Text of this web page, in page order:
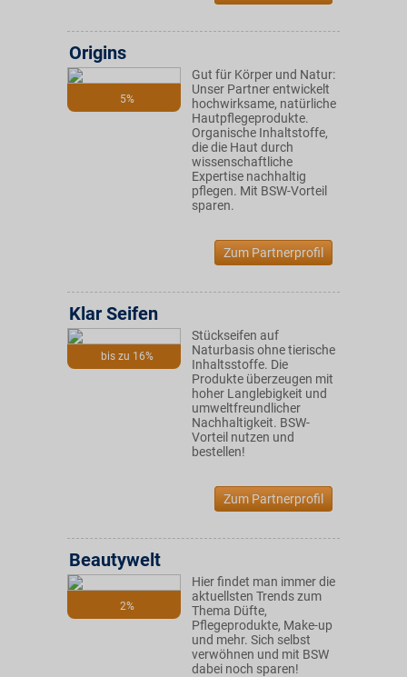
5%
Origins
Gut für Körper und Natur:
Unser Partner entwickelt
hochwirksame, natürliche
Hautpflegeprodukte.
Organische Inhaltstoffe,
die die Haut durch
wissenschaftliche
Expertise nachhaltig
pflegen. Mit BSW-Vorteil
sparen.
Zum Partnerprofil
bis zu 16%
Klar Seifen
Stückseifen auf
Naturbasis ohne tierische
Inhaltsstoffe. Die
Produkte überzeugen mit
hoher Langlebigkeit und
umweltfreundlicher
Nachhaltigkeit. BSW-
Vorteil nutzen und
bestellen!
Zum Partnerprofil
2%
Beautywelt
Hier findet man immer die
aktuellsten Trends zum
Thema Düfte,
Pflegeprodukte, Make-up
und mehr. Sich selbst
verwöhnen und mit BSW
dabei noch sparen!